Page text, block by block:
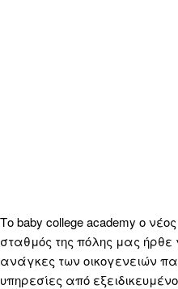
Το baby college academy ο
σταθμός της πόλης μας
ανάγκες των οικογενειών
υπηρεσίες από